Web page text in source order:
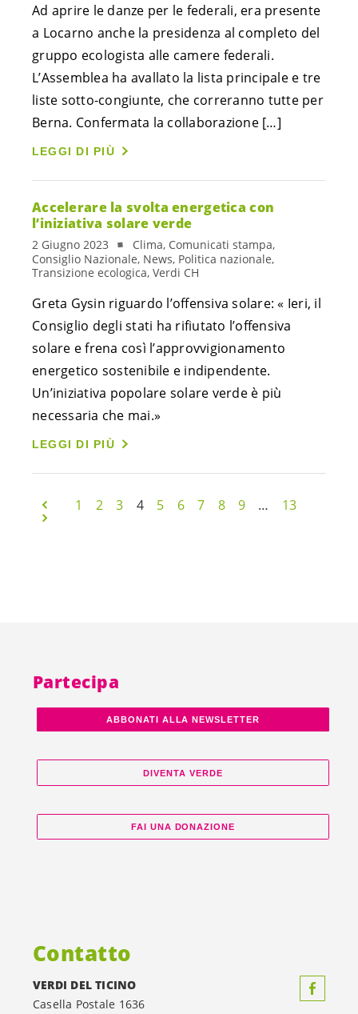
Ad aprire le danze per le federali, era presente
a Locarno anche la presidenza al completo del
gruppo ecologista alle camere federali.
L’Assemblea ha avallato la lista principale e tre
liste sotto-congiunte, che correranno tutte per
Berna. Confermata la collaborazione […]
LEGGI DI PIÙ
Accelerare la svolta energetica con
l’iniziativa solare verde
2 Giugno 2023
Clima, Comunicati stampa,
Consiglio Nazionale, News, Politica nazionale,
Transizione ecologica, Verdi CH
Greta Gysin riguardo l’offensiva solare: « Ieri, il
Consiglio degli stati ha rifiutato l’offensiva
solare e frena così l’approvvigionamento
energetico sostenibile e indipendente.
Un’iniziativa popolare solare verde è più
necessaria che mai.»
LEGGI DI PIÙ
1 2 3 4 5 6 7 8 9 … 13
Partecipa
ABBONATI ALLA NEWSLETTER
DIVENTA VERDE
FAI UNA DONAZIONE
Contatto
VERDI DEL TICINO
Casella Postale 1636